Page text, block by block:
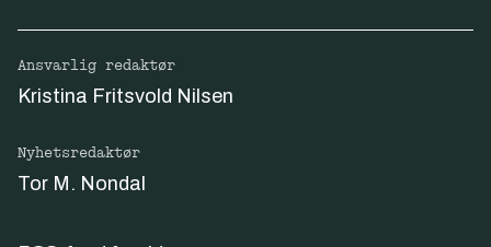
Ansvarlig redaktør
Kristina Fritsvold Nilsen
Nyhetsredaktør
Tor M. Nondal